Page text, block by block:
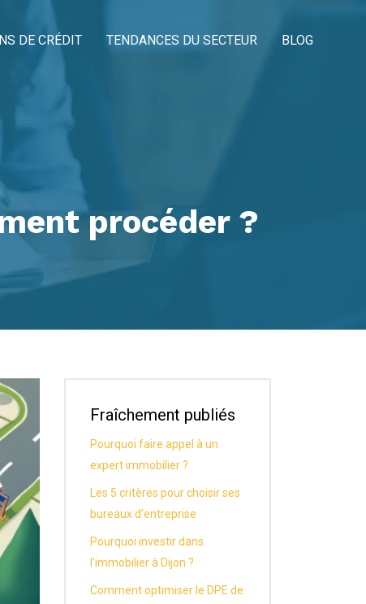
DE CRÉDIT TENDANCES DU SECTEUR BLOG
procéder ?
Fraîchement publiés
Pourquoi faire appel à un
expert immobilier ?
Les 5 critères pour choisir ses
bureaux d’entreprise
Pourquoi investir dans
l’immobilier à Dijon ?
Comment optimiser le DPE de